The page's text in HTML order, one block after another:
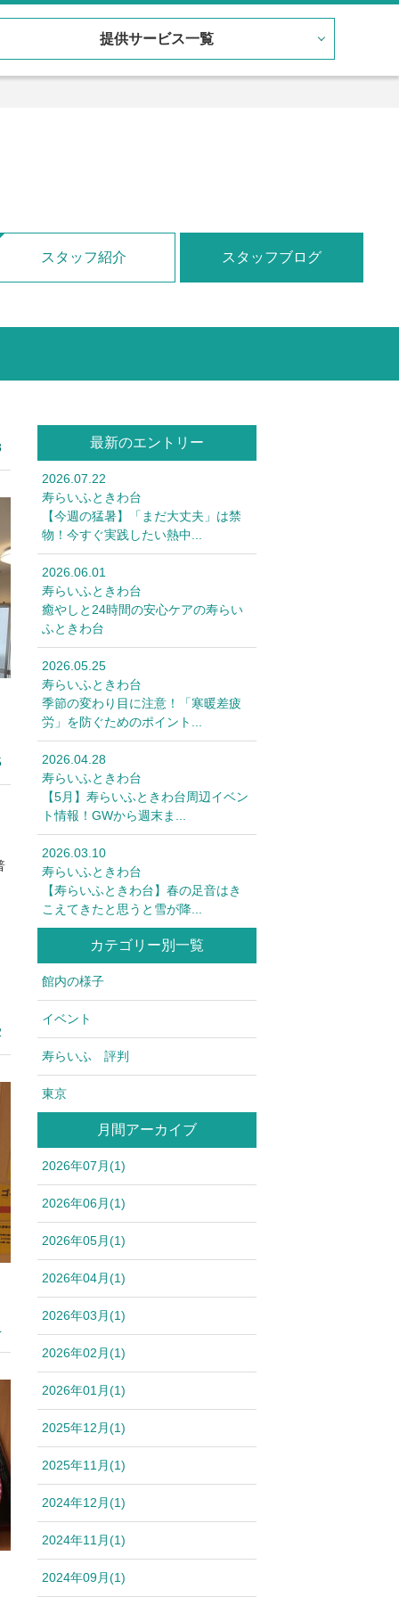
提供サービス一覧
スタッフ紹介 スタッフブログ
最新のエントリー
2026.07.22
寿らいふときわ台
【今週の猛暑】「まだ大丈夫」は禁
物！今すぐ実践したい熱中...
2026.06.01
寿らいふときわ台
癒やしと24時間の安心ケアの寿らい
ふときわ台
2026.05.25
寿らいふときわ台
季節の変わり目に注意！「寒暖差疲
労」を防ぐためのポイント...
2026.04.28
寿らいふときわ台
【5月】寿らいふときわ台周辺イベン
ト情報！GWから週末ま...
2026.03.10
寿らいふときわ台
【寿らいふときわ台】春の足音はき
こえてきたと思うと雪が降...
カテゴリー別一覧
館内の様子
イベント
寿らいふ 評判
東京
月間アーカイブ
2026年07月(1)
2026年06月(1)
2026年05月(1)
2026年04月(1)
2026年03月(1)
2026年02月(1)
2026年01月(1)
2025年12月(1)
2025年11月(1)
2024年12月(1)
2024年11月(1)
2024年09月(1)